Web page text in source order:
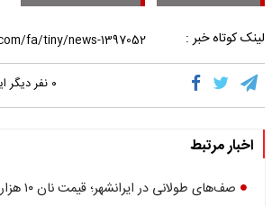
لینک کوتاه خبر :
۰ نفر دیگر
اخبار مرتبط
صف‌های طولانی در ایرانشهر؛ قیمت نان ۱۰ هزار تومان شد!؟